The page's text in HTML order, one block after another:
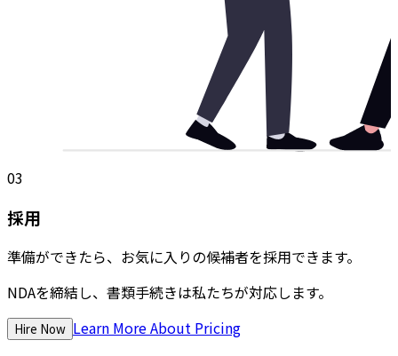
03
採用
準備ができたら、お気に入りの候補者を採用できます。
NDAを締結し、書類手続きは私たちが対応します。
Hire Now Learn More About Pricing